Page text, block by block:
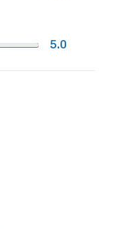
5.0